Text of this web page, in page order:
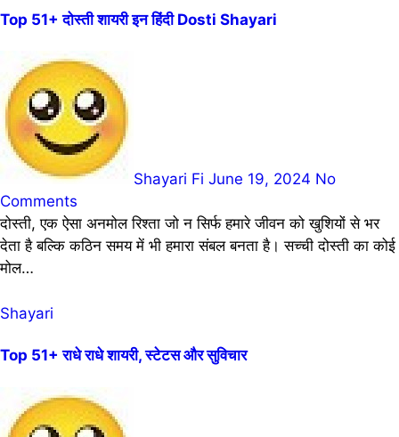
Top 51+ दोस्ती शायरी इन हिंदी Dosti Shayari
Shayari Fi June 19, 2024 No
Comments
दोस्ती, एक ऐसा अनमोल रिश्ता जो न सिर्फ हमारे जीवन को खुशियों से भर
देता है बल्कि कठिन समय में भी हमारा संबल बनता है। सच्ची दोस्ती का कोई
मोल…
Shayari
Top 51+ राधे राधे शायरी, स्टेटस और सुविचार